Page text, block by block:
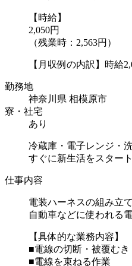
【時給】
2,050円
（残業時：2,563円）
【月収例の内訳】時給
勤務地
神奈川県 相模原市
寮・社宅
あり
冷蔵庫・電子レンジ・
すぐに新生活をスター
仕事内容
電装ハーネスの組み立て
自動車などに使われる
【具体的な業務内容】
■電線の切断・被覆むき
■電線を束ねる作業